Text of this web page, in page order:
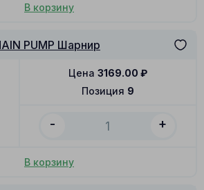
В корзину
PUMP Шарнир
Позиция 9
Цена 3169.00 ₽
- +
В корзину